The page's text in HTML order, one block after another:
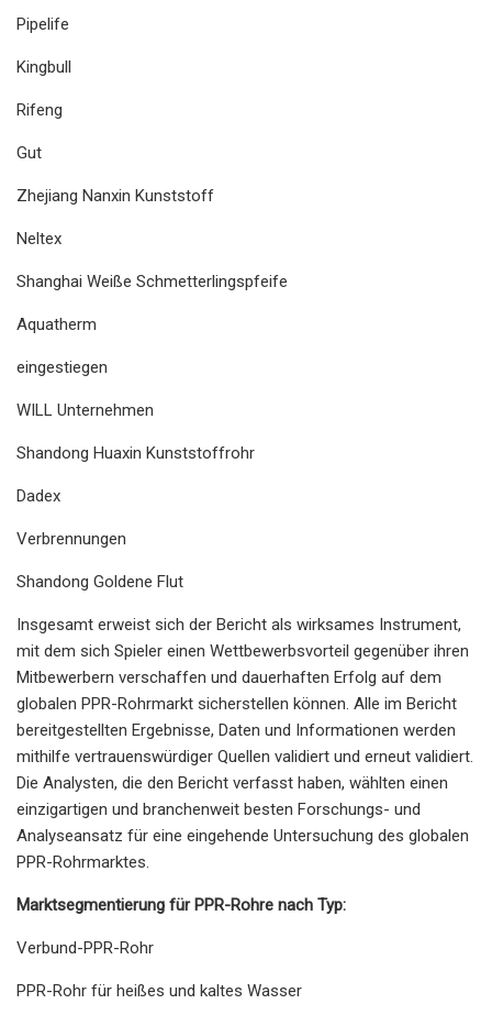
Pipelife
Kingbull
Rifeng
Gut
Zhejiang Nanxin Kunststoff
Neltex
Shanghai Weiße Schmetterlingspfeife
Aquatherm
eingestiegen
WILL Unternehmen
Shandong Huaxin Kunststoffrohr
Dadex
Verbrennungen
Shandong Goldene Flut
Insgesamt erweist sich der Bericht als wirksames Instrument,
mit dem sich Spieler einen Wettbewerbsvorteil gegenüber ihren
Mitbewerbern verschaffen und dauerhaften Erfolg auf dem
globalen PPR-Rohrmarkt sicherstellen können. Alle im Bericht
bereitgestellten Ergebnisse, Daten und Informationen werden
mithilfe vertrauenswürdiger Quellen validiert und erneut validiert.
Die Analysten, die den Bericht verfasst haben, wählten einen
einzigartigen und branchenweit besten Forschungs- und
Analyseansatz für eine eingehende Untersuchung des globalen
PPR-Rohrmarktes.
Marktsegmentierung für PPR-Rohre nach Typ:
Verbund-PPR-Rohr
PPR-Rohr für heißes und kaltes Wasser